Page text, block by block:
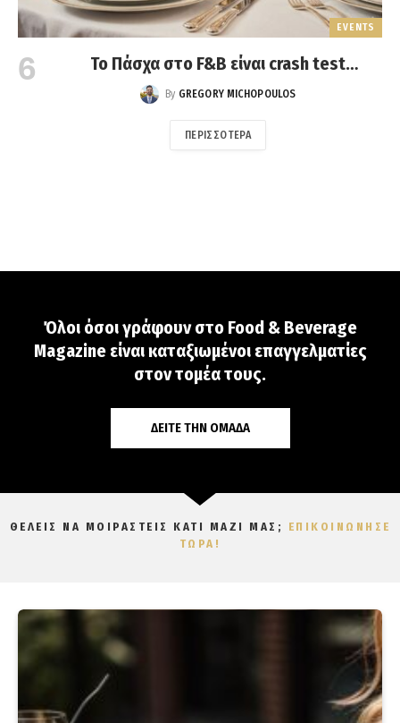
EVENTS
Το Πάσχα στο F&B είναι crash test
εμπειρίας
By GREGORY MICHOPOULOS
ΠΕΡΙΣΣΌΤΕΡΑ
Όλοι όσοι γράφουν στο Food & Beverage
Magazine είναι καταξιωμένοι επαγγελματίες
στον τομέα τους.
ΔΕΊΤΕ ΤΗΝ ΟΜΆΔΑ
ΘΕΛΕΙΣ ΝΑ ΜΟΙΡΑΣΤΕΙΣ ΚΑΤΙ ΜΑΖΙ ΜΑΣ;
ΕΠΙΚΟΙΝΩΝΗΣΕ
ΤΩΡΑ!